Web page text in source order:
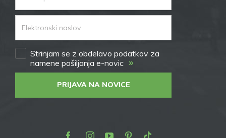
Strinjam se z obdelavo podatkov za
namene pošiljanja e-novic »
PRIJAVA NA NOVICE
FacebookInstagram
YoutubePinterest